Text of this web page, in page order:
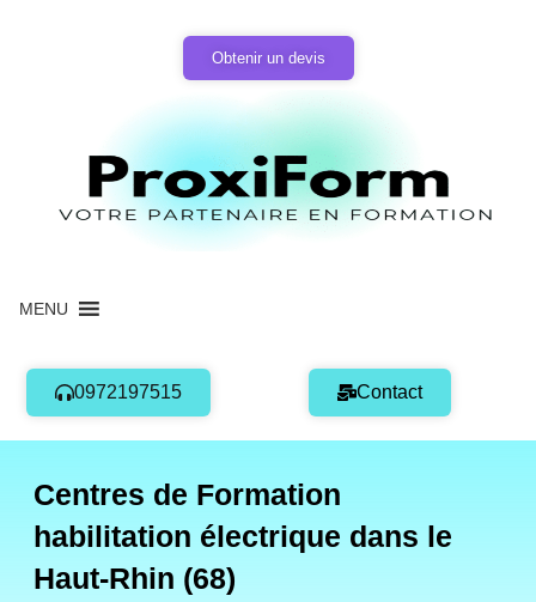
Obtenir un devis
MENU
0972197515 Contact
Centres de Formation
habilitation électrique dans le
Haut-Rhin (68)